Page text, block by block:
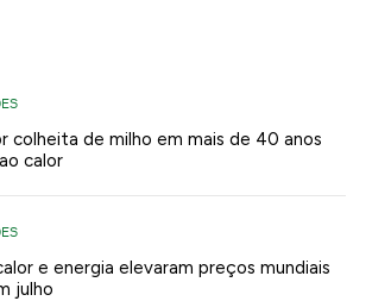
colheita de milho em mais de 40 anos
calor
e energia elevaram preços mundiais
julho